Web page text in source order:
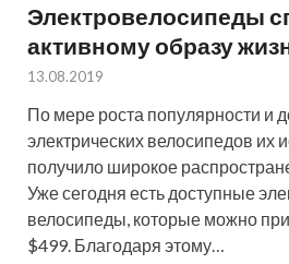
Электровелосипеды
активному образу
13.08.2019
По мере роста популярности и
электрических велосипедов их
получило широкое
Уже сегодня есть доступные
велосипеды, которые можно
$499. Благодаря этому…